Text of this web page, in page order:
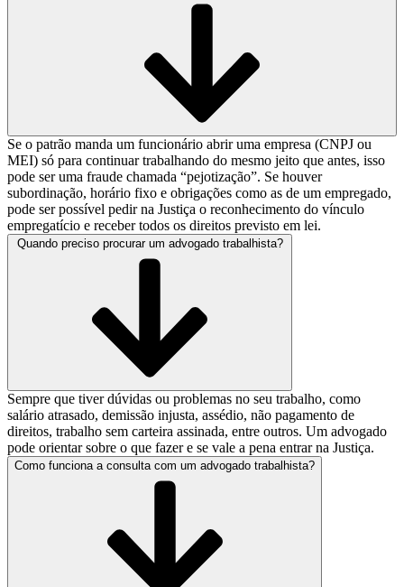
Se o patrão manda um funcionário abrir uma empresa (CNPJ ou
MEI) só para continuar trabalhando do mesmo jeito que antes, isso
pode ser uma fraude chamada “pejotização”. Se houver
subordinação, horário fixo e obrigações como as de um empregado,
pode ser possível pedir na Justiça o reconhecimento do vínculo
empregatício e receber todos os direitos previsto em lei.
Quando preciso procurar um advogado trabalhista?
Sempre que tiver dúvidas ou problemas no seu trabalho, como
salário atrasado, demissão injusta, assédio, não pagamento de
direitos, trabalho sem carteira assinada, entre outros. Um advogado
pode orientar sobre o que fazer e se vale a pena entrar na Justiça.
Como funciona a consulta com um advogado trabalhista?